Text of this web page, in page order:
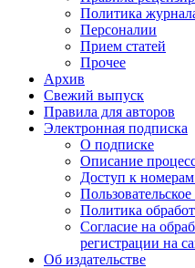
Политика
Персоналии
Прием статей
Прочее
Архив
Свежий выпуск
Правила для авторов
Электронная подписка
О подписке
Описание
Доступ к
Политика
Согласие на
регистрации на
Об издательстве